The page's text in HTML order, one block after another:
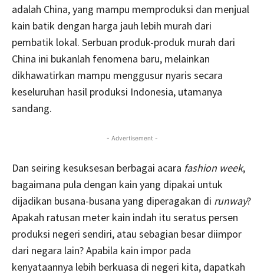
adalah China, yang mampu memproduksi dan menjual
kain batik dengan harga jauh lebih murah dari
pembatik lokal. Serbuan produk-produk murah dari
China ini bukanlah fenomena baru, melainkan
dikhawatirkan mampu menggusur nyaris secara
keseluruhan hasil produksi Indonesia, utamanya
sandang.
- Advertisement -
Dan seiring kesuksesan berbagai acara fashion week,
bagaimana pula dengan kain yang dipakai untuk
dijadikan busana-busana yang diperagakan di runway?
Apakah ratusan meter kain indah itu seratus persen
produksi negeri sendiri, atau sebagian besar diimpor
dari negara lain? Apabila kain impor pada
kenyataannya lebih berkuasa di negeri kita, dapatkah